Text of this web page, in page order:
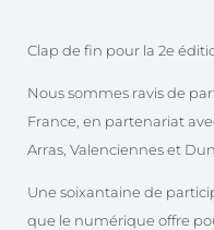
Clap de fin pour la 2e
Nous sommes ravis de
France, en partenariat
Arras, Valenciennes et
Une soixantaine de
que le numérique offre